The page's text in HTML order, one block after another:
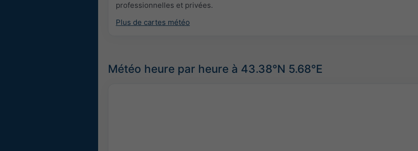
professionnelles et privées.
Plus de cartes météo
Météo heure par heure à 43.38°N 5.68°E